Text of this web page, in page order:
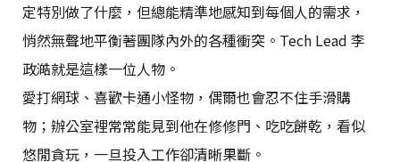
定特別做了什麼，但總能精準地感知到每個人的需求，
悄然無聲地平衡著團隊內外的各種衝突。Tech Lead 李
政澔就是這樣一位人物。
愛打網球、喜歡卡通小怪物，偶爾也會忍不住手滑購
物；辦公室裡常常能見到他在修修門、吃吃餅乾，看似
悠閒貪玩，一旦投入工作卻清晰果斷。